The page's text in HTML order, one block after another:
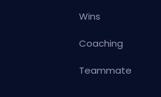
Wins
Coaching
Teammate